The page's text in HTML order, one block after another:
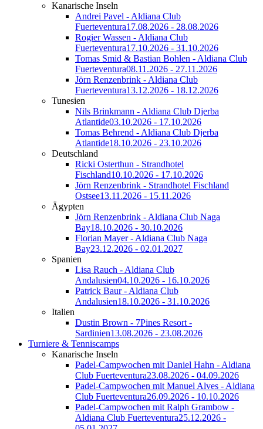
Kanarische Inseln
Andrei Pavel - Aldiana Club
Fuerteventura17.08.2026 - 28.08.2026
Rogier Wassen - Aldiana Club
Fuerteventura17.10.2026 - 31.10.2026
Tomas Smid & Bastian Bohlen - Aldiana Club
Fuerteventura08.11.2026 - 27.11.2026
Jörn Renzenbrink - Aldiana Club
Fuerteventura13.12.2026 - 18.12.2026
Tunesien
Nils Brinkmann - Aldiana Club Djerba
Atlantide03.10.2026 - 17.10.2026
Tomas Behrend - Aldiana Club Djerba
Atlantide18.10.2026 - 23.10.2026
Deutschland
Ricki Osterthun - Strandhotel
Fischland10.10.2026 - 17.10.2026
Jörn Renzenbrink - Strandhotel Fischland
Ostsee13.11.2026 - 15.11.2026
Ägypten
Jörn Renzenbrink - Aldiana Club Naga
Bay18.10.2026 - 30.10.2026
Florian Mayer - Aldiana Club Naga
Bay23.12.2026 - 02.01.2027
Spanien
Lisa Rauch - Aldiana Club
Andalusien04.10.2026 - 16.10.2026
Patrick Baur - Aldiana Club
Andalusien18.10.2026 - 31.10.2026
Italien
Dustin Brown - 7Pines Resort -
Sardinien13.08.2026 - 23.08.2026
Turniere & Tenniscamps
Kanarische Inseln
Padel-Campwochen mit Daniel Hahn - Aldiana
Club Fuerteventura23.08.2026 - 04.09.2026
Padel-Campwochen mit Manuel Alves - Aldiana
Club Fuerteventura26.09.2026 - 10.10.2026
Padel-Campwochen mit Ralph Grambow -
Aldiana Club Fuerteventura25.12.2026 -